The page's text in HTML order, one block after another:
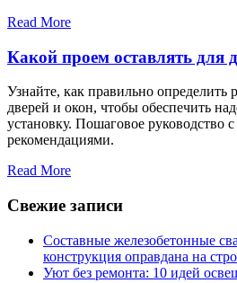
Read More
Какой проем оставлять для
Узнайте, как правильно определить
дверей и окон, чтобы обеспечить
установку. Пошаговое руководство
рекомендациями.
Read More
Свежие записи
Составные железобетонные
конструкция оправдана на
Уют без ремонта: 10 идей